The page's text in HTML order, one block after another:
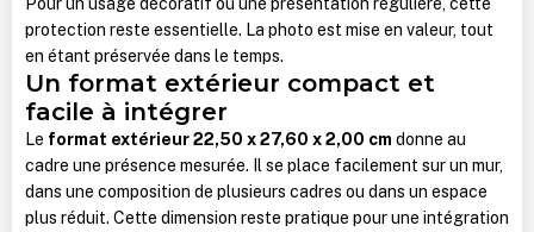
protection reste essentielle. La photo est mise en valeur, tout
en étant préservée dans le temps.
Un format extérieur compact et
facile à intégrer
Le format extérieur 22,50 x 27,60 x 2,00 cm donne au
cadre une présence mesurée. Il se place facilement sur un mur,
dans une composition de plusieurs cadres ou dans un espace
plus réduit. Cette dimension reste pratique pour une intégration